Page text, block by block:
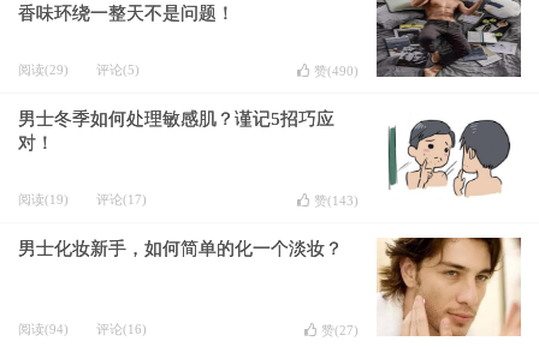
香味环绕一整天不是问题！
阅读(29) 评论(5) 赞(490)
男士冬季如何处理敏感肌？谨记5招巧应
对！
阅读(19) 评论(17) 赞(143)
男士化妆新手，如何简单的化一个淡妆？
阅读(94) 评论(16) 赞(27)